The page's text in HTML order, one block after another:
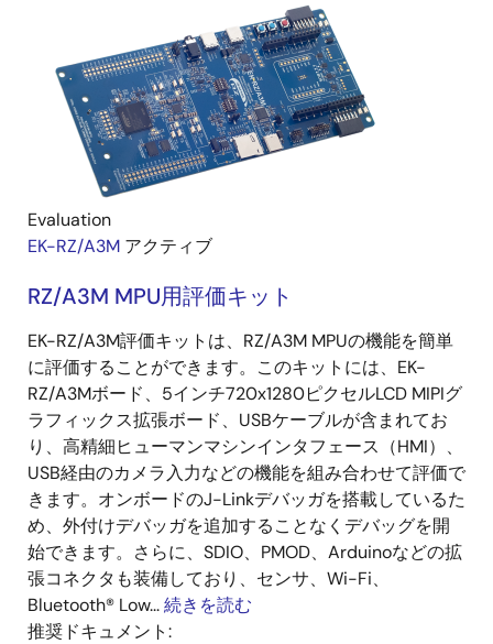
Evaluation
EK-RZ/A3M アクティブ
RZ/A3M MPU用評価キット
EK-RZ/A3M評価キットは、RZ/A3M MPUの機能を簡単
に評価することができます。このキットには、EK-
RZ/A3Mボード、5インチ720x1280ピクセルLCD MIPIグ
ラフィックス拡張ボード、USBケーブルが含まれてお
り、高精細ヒューマンマシンインタフェース（HMI）、
USB経由のカメラ入力などの機能を組み合わせて評価で
きます。オンボードのJ-Linkデバッガを搭載しているた
め、外付けデバッガを追加することなくデバッグを開
始できます。さらに、SDIO、PMOD、Arduinoなどの拡
張コネクタも装備しており、センサ、Wi-Fi、
Bluetooth® Low...続きを読む
推奨ドキュメント: